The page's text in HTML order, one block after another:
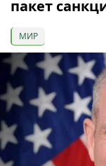
пакет
МИР